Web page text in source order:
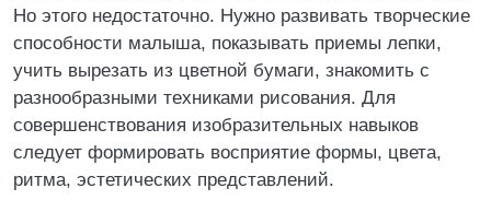
Но этого недостаточно. Нужно развивать творческие
способности малыша, показывать приемы лепки,
учить вырезать из цветной бумаги, знакомить с
разнообразными техниками рисования. Для
совершенствования изобразительных навыков
следует формировать восприятие формы, цвета,
ритма, эстетических представлений.